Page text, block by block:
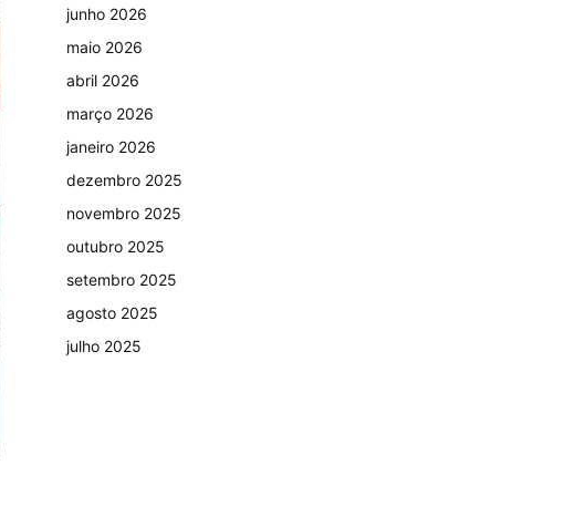
junho 2026
maio 2026
abril 2026
março 2026
janeiro 2026
dezembro 2025
novembro 2025
outubro 2025
setembro 2025
agosto 2025
julho 2025